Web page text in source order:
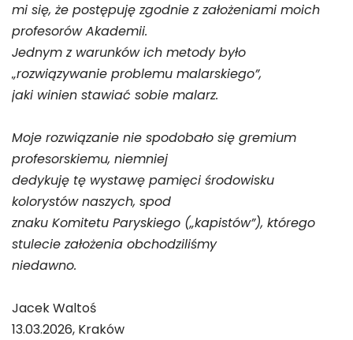
mi się, że postępuję zgodnie z założeniami moich
profesorów Akademii.
Jednym z warunków ich metody było
„rozwiązywanie problemu malarskiego”,
jaki winien stawiać sobie malarz.
Moje rozwiązanie nie spodobało się gremium
profesorskiemu, niemniej
dedykuję tę wystawę pamięci środowisku
kolorystów naszych, spod
znaku Komitetu Paryskiego („kapistów”), którego
stulecie założenia obchodziliśmy
niedawno.
Jacek Waltoś
13.03.2026, Kraków